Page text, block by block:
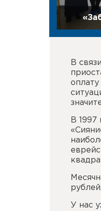
В
В 1997
рублей.
У нас